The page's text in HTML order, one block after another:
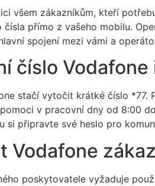
všem zákazníkům, kteří
přímo z vašeho mobilu.
spojení mezi vámi a
číslo
stačí vytočit krátké číslo
v pracovní dny od 8:00
si připravte své heslo pro
Vodafone
poskytovatele vyžaduje